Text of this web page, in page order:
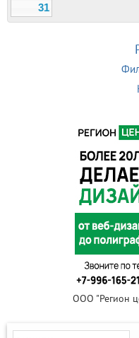
31
ООО "Регион